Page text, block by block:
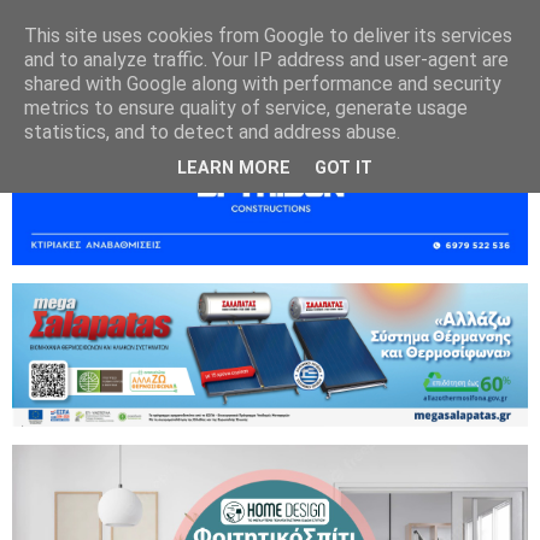
This site uses cookies from Google to deliver its services
and to analyze traffic. Your IP address and user-agent are
shared with Google along with performance and security
metrics to ensure quality of service, generate usage
statistics, and to detect and address abuse.
LEARN MORE GOT IT